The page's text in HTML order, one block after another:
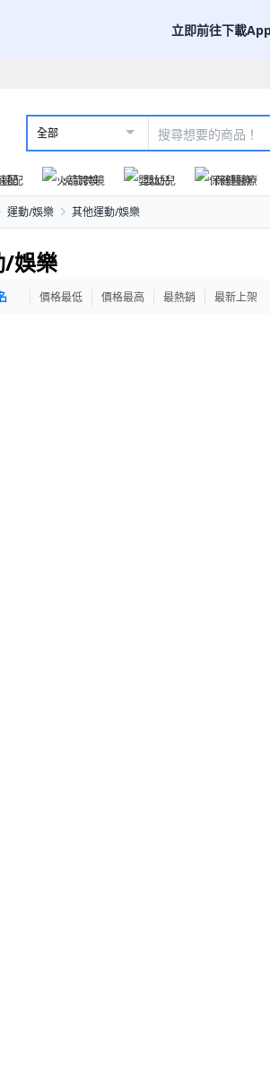
立即前往下載
全部
配 火箭跨境 嬰幼兒 保健醫療
運動/娛樂 其他運動/娛樂
/娛樂
價格最低 價格最高 最熱銷 最新上架